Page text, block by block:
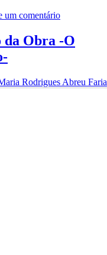
um comentário
da Obra -O
Rodrigues Abreu Faria